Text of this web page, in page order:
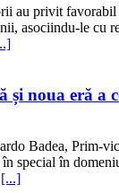
și noua eră a
special în
[...]